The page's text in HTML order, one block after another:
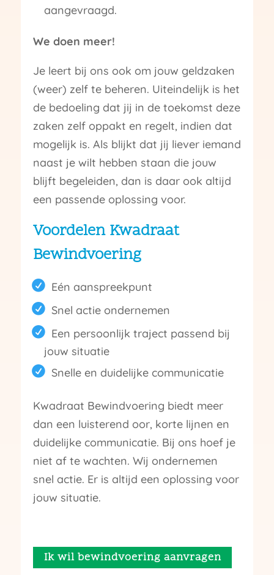
aangevraagd.
We doen meer!
Je leert bij ons ook om jouw geldzaken
(weer) zelf te beheren. Uiteindelijk is het
de bedoeling dat jij in de toekomst deze
zaken zelf oppakt en regelt, indien dat
mogelijk is. Als blijkt dat jij liever iemand
naast je wilt hebben staan die jouw
blijft begeleiden, dan is daar ook altijd
een passende oplossing voor.
Voordelen Kwadraat
Bewindvoering
Eén aanspreekpunt
Snel actie ondernemen
Een persoonlijk traject passend bij
jouw situatie
Snelle en duidelijke communicatie
Kwadraat Bewindvoering biedt meer
dan een luisterend oor, korte lijnen en
duidelijke communicatie. Bij ons hoef je
niet af te wachten. Wij ondernemen
snel actie. Er is altijd een oplossing voor
jouw situatie.
Ik wil bewindvoering aanvragen